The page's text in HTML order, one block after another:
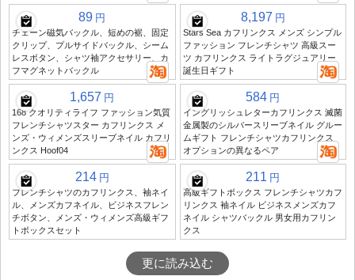
89 円
チェーン磁気バックル、短めの裾、固定
クリップ、プルサイドバックル、シーム
レスボタン、シャツ袖アクセサリー、カ
フマグネットバックル
8,197 円
Stars Sea カフリンクス メンズ シンプル
ファッション フレンチシャツ 高級スー
ツ カフリンクス ライトラグジュアリー
誕生日ギフト
1,657 円
168 クオリティライフ ファッション気質
フレンチシャツスター カフリンクス メ
ンズ・ウィメンズスリーブネイル カフリ
ンクス Hoof04
584 円
イングリッシュレターカフリンクス 滅菌
金属製のシルバースリーブネイル グルー
ムギフト フレンチシャツカフリンクス
オプションの異なるペア
214 円
フレンチシャツのカフリンクス、袖ネイ
ル、メンズカフネイル、ビジネスフレン
チボタン、メンズ・ウィメンズ高級ギフ
トボックスセット
211 円
高級ギフトボックス フレンチシャツカフ
リンクス 袖ネイル ビジネスメンズカフ
ネイル シャツバックル 男女用カフリン
クス
更に読み込む